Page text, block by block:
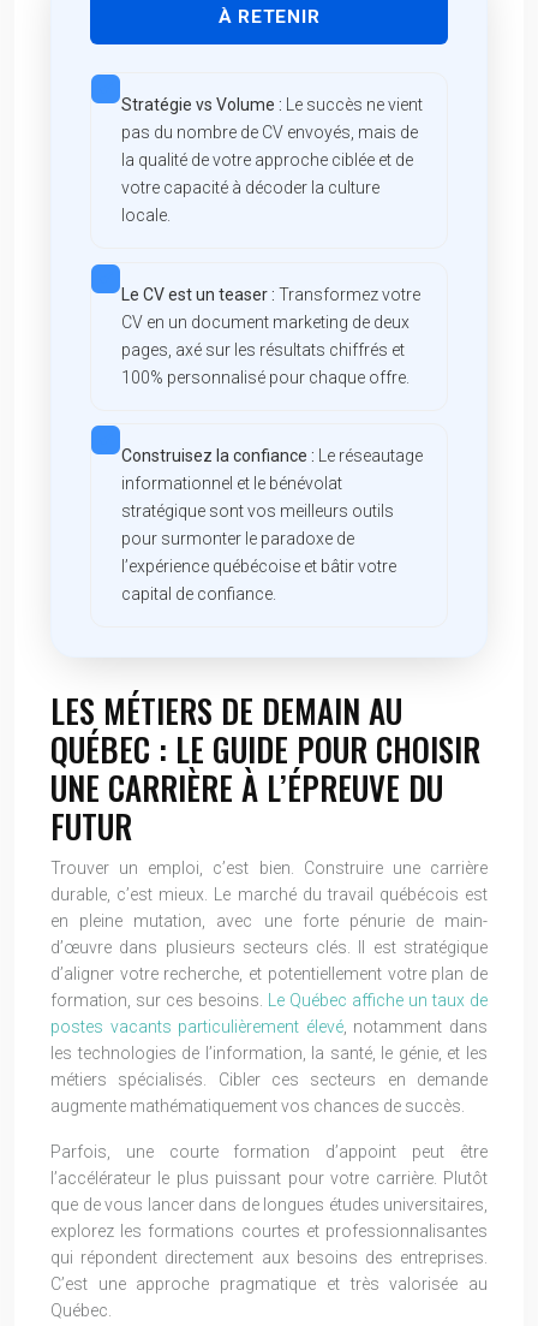
À RETENIR
Stratégie vs Volume : Le succès ne vient
pas du nombre de CV envoyés, mais de
la qualité de votre approche ciblée et de
votre capacité à décoder la culture
locale.
Le CV est un teaser : Transformez votre
CV en un document marketing de deux
pages, axé sur les résultats chiffrés et
100% personnalisé pour chaque offre.
Construisez la confiance : Le réseautage
informationnel et le bénévolat
stratégique sont vos meilleurs outils
pour surmonter le paradoxe de
l’expérience québécoise et bâtir votre
capital de confiance.
LES MÉTIERS DE DEMAIN AU
QUÉBEC : LE GUIDE POUR CHOISIR
UNE CARRIÈRE À L’ÉPREUVE DU
FUTUR
Trouver un emploi, c’est bien. Construire une carrière
durable, c’est mieux. Le marché du travail québécois est
en pleine mutation, avec une forte pénurie de main-
d’œuvre dans plusieurs secteurs clés. Il est stratégique
d’aligner votre recherche, et potentiellement votre plan de
formation, sur ces besoins. Le Québec affiche un taux de
postes vacants particulièrement élevé, notamment dans
les technologies de l’information, la santé, le génie, et les
métiers spécialisés. Cibler ces secteurs en demande
augmente mathématiquement vos chances de succès.
Parfois, une courte formation d’appoint peut être
l’accélérateur le plus puissant pour votre carrière. Plutôt
que de vous lancer dans de longues études universitaires,
explorez les formations courtes et professionnalisantes
qui répondent directement aux besoins des entreprises.
C’est une approche pragmatique et très valorisée au
Québec.